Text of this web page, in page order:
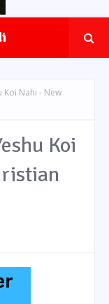
Koi Nahi - New
Koi